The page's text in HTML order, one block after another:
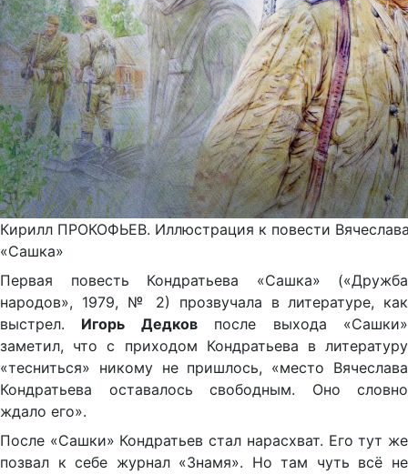
Кирилл ПРОКОФЬЕВ. Иллюстрация к повести
«Сашка»
Первая повесть Кондратьева «Сашка» («Дружба
народов», 1979, № 2) прозвучала в литературе, как
выстрел. Игорь Дедковпосле выхода «Сашки»
заметил, что с приходом Кондратьева в литературу
«тесниться» никому не пришлось, «место Вячеслава
Кондратьева оставалось свободным. Оно словно
ждало его».
После «Сашки» Кондратьев стал нарасхват. Его тут же
позвал к себе журнал «Знамя». Но там чуть всё не